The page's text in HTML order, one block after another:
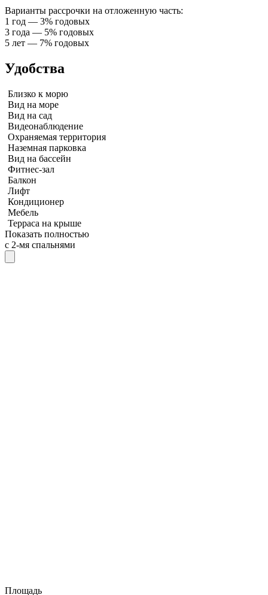
Варианты рассрочки на отложенную часть:
1 год — 3% годовых
3 года — 5% годовых
5 лет — 7% годовых
Удобства
Близко к морю
Вид на море
Вид на сад
Видеонаблюдение
Охраняемая территория
Наземная парковка
Вид на бассейн
Фитнес-зал
Балкон
Лифт
Кондиционер
Мебель
Терраса на крыше
Показать полностью
с 2-мя спальнями
Площадь